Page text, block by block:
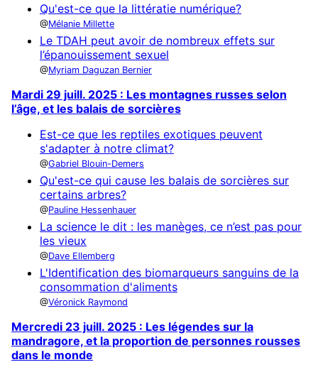
Qu'est-ce que la littératie numérique?
Mélanie Millette
Le TDAH peut avoir de nombreux effets sur
l’épanouissement sexuel
Myriam Daguzan Bernier
Mardi 29 juill. 2025 : Les montagnes russes selon
l’âge, et les balais de sorcières
Est-ce que les reptiles exotiques peuvent
s'adapter à notre climat?
Gabriel Blouin-Demers
Qu'est-ce qui cause les balais de sorcières sur
certains arbres?
Pauline Hessenhauer
La science le dit : les manèges, ce n’est pas pour
les vieux
Dave Ellemberg
L'Identification des biomarqueurs sanguins de la
consommation d'aliments
Véronick Raymond
Mercredi 23 juill. 2025 : Les légendes sur la
mandragore, et la proportion de personnes rousses
dans le monde